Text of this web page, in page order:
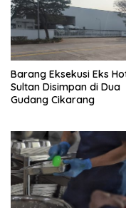
Barang Eksekusi Eks
Sultan Disimpan di Dua
Gudang Cikarang